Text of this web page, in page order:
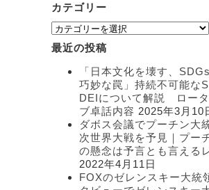
カテゴリー
カ
テ
ゴ
最近の投稿
「日本文化を壊す、
巧妙な罠」持続不可能な
DEIについて解説 ロータ
ブ卓話内容 2025年3月10
ダボス会議でプーチン大
次世界大戦を予見｜プー
の懸念は予言とも言える
2022年4月11日
FOXのゼレンスキー大統